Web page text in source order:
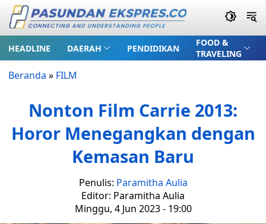
HEADLINE DAERAH PENDIDIKAN
FOOD &
TRAVELING
Beranda » FILM
Nonton Film Carrie 2013:
Horor Menegangkan dengan
Kemasan Baru
Penulis: Paramitha Aulia
Editor: Paramitha Aulia
Minggu, 4 Jun 2023 - 19:00